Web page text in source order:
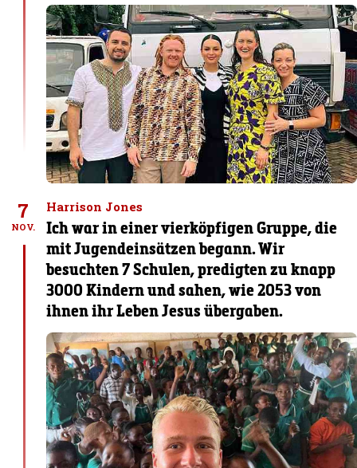
7
NOV.
Harrison Jones
Ich war in einer vierköpfigen Gruppe, die
mit Jugendeinsätzen begann. Wir
besuchten 7 Schulen, predigten zu knapp
3000 Kindern und sahen, wie 2053 von
ihnen ihr Leben Jesus übergaben.